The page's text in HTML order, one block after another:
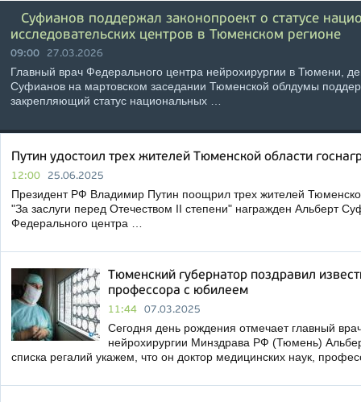
Суфианов поддержал законопроект о статусе
исследовательских центров в Тюменском регионе
09:00 27.03.2026
Главный врач Федерального центра нейрохирургии в Тюмени,
Суфианов на мартовском заседании Тюменской облдумы
закрепляющий статус национальных …
Путин удостоил трех жителей Тюменской области
12:00 25.06.2025
Президент РФ Владимир Путин поощрил трех жителей
"За заслуги перед Отечеством II степени" награжден Альберт
Федерального центра …
Тюменский губернатор поздравил
профессора с юбилеем
11:44 07.03.2025
Сегодня день рождения отмечает главный
нейрохирургии Минздрава РФ (Тюмень)
списка регалий укажем, что он доктор медицинских наук,